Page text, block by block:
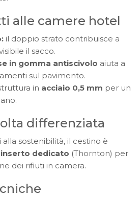
alle camere hotel
il doppio strato contribuisce a
il sacco.
in gomma antiscivolo aiuta a
sul pavimento.
in acciaio 0,5 mm per un
differenziata
sostenibilità, il cestino è
dedicato (Thornton) per
dei rifiuti in camera.